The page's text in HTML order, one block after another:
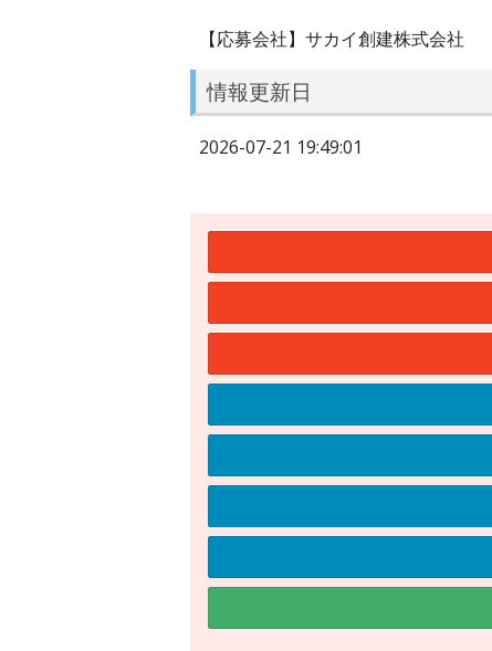
【応募会社】サカイ創建株式会社
情報更新日
2026-07-21 19:49:01